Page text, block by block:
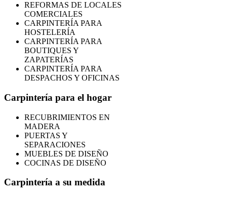
REFORMAS DE LOCALES
COMERCIALES
CARPINTERÍA PARA
HOSTELERÍA
CARPINTERÍA PARA
BOUTIQUES Y
ZAPATERÍAS
CARPINTERÍA PARA
DESPACHOS Y OFICINAS
Carpintería para el hogar
RECUBRIMIENTOS EN
MADERA
PUERTAS Y
SEPARACIONES
MUEBLES DE DISEÑO
COCINAS DE DISEÑO
Carpintería a su medida